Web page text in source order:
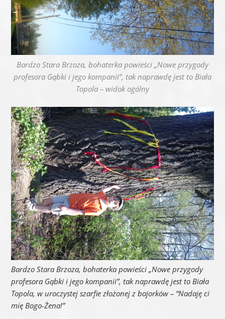
Bardzo Stara Brzoza, bohaterka powieści „Nowe przygody
profesora Gąbki i jego kompanii”, tak naprawdę jest to Biała
Topola – widok ogólny
Bardzo Stara Brzoza, bohaterka powieści „Nowe przygody
profesora Gąbki i jego kompanii”, tak naprawdę jest to Biała
Topola, w uroczystej szarfie złożonej z bajorków – “Nadaję ci
mię Bogo-Żena!”